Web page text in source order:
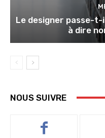
Le designer passe-t-
à dire
NOUS SUIVRE